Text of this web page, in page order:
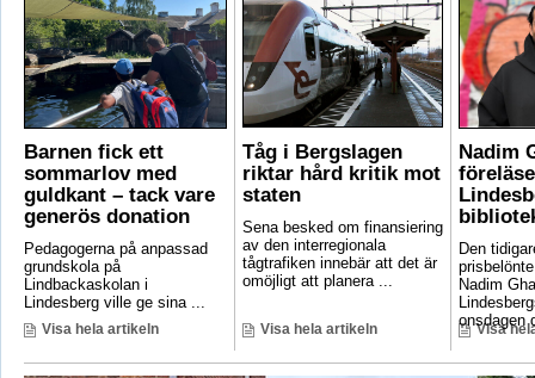
Barnen fick ett
sommarlov med
guldkant – tack vare
generös donation
Pedagogerna på anpassad
grundskola på
Lindbackaskolan i
Lindesberg ville ge sina ...
Visa hela artikeln
Tåg i Bergslagen
riktar hård kritik mot
staten
Sena besked om finansiering
av den interregionala
tågtrafiken innebär att det är
omöjligt att planera ...
Visa hela artikeln
Nadim
Den
Nadim
onsdagen
Visa